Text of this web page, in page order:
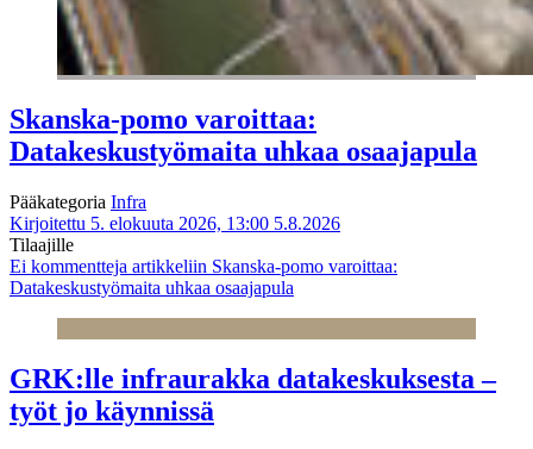
Skanska-pomo varoittaa:
Datakeskustyömaita uhkaa osaajapula
Pääkategoria Infra
Kirjoitettu 5. elokuuta 2026, 13:00 5.8.2026
Tilaajille
Ei kommentteja artikkeliin Skanska-pomo varoittaa:
Datakeskustyömaita uhkaa osaajapula
GRK:lle infraurakka datakeskuksesta –
työt jo käynnissä